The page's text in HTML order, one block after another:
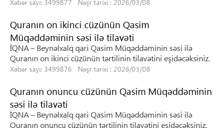
Xəbər sayı: 3499877 Nəşr tarixi : 2026/03/08
Quranın on ikinci cüzünün Qasim
Müqəddəminin səsi ilə tilavəti
İQNA – Beynəlxalq qari Qasim Müqəddəminin səsi ilə
Quranın on ikinci cüzünün tərtilinin tilavətini eşidəcəksiniz.
Xəbər sayı: 3499876 Nəşr tarixi : 2026/03/08
Quranın onuncu cüzünün Qasim Müqəddəminin
səsi ilə tilavəti
İQNA – Beynəlxalq qari Qasim Müqəddəminin səsi ilə
Quranın onuncu cüzünün tərtilinin tilavətini eşidəcəksiniz.